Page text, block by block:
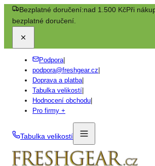
Bezplatné doručení:nad 1.500 KčPři
bezplatné doručení.
Podpora|
podpora@freshgear.cz
Doprava a platba|
Tabulka velikostí
Hodnocení obchodu
Pro firmy +
Tabulka velikostí